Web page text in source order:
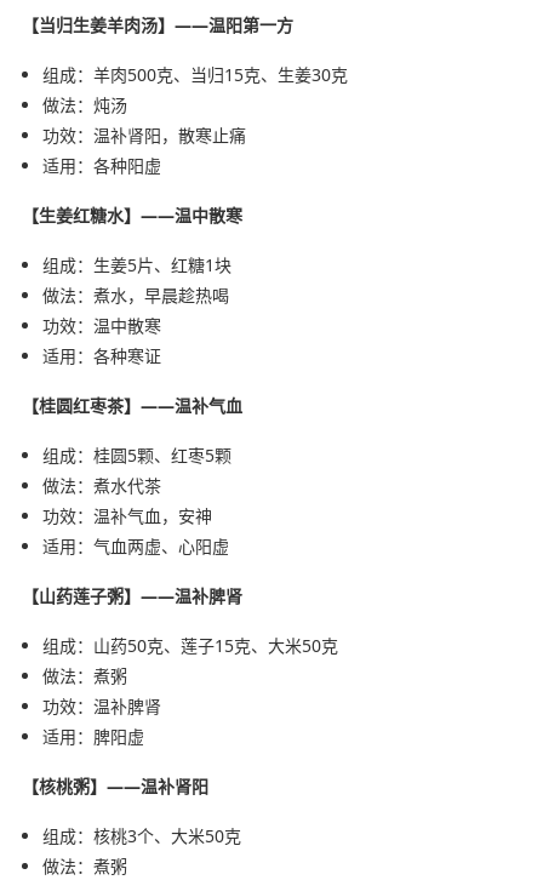
【当归生姜羊肉汤】——温阳第一方
组成：羊肉500克、当归15克、生姜30克
做法：炖汤
功效：温补肾阳，散寒止痛
适用：各种阳虚
【生姜红糖水】——温中散寒
组成：生姜5片、红糖1块
做法：煮水，早晨趁热喝
功效：温中散寒
适用：各种寒证
【桂圆红枣茶】——温补气血
组成：桂圆5颗、红枣5颗
做法：煮水代茶
功效：温补气血，安神
适用：气血两虚、心阳虚
【山药莲子粥】——温补脾肾
组成：山药50克、莲子15克、大米50克
做法：煮粥
功效：温补脾肾
适用：脾阳虚
【核桃粥】——温补肾阳
组成：核桃3个、大米50克
做法：煮粥